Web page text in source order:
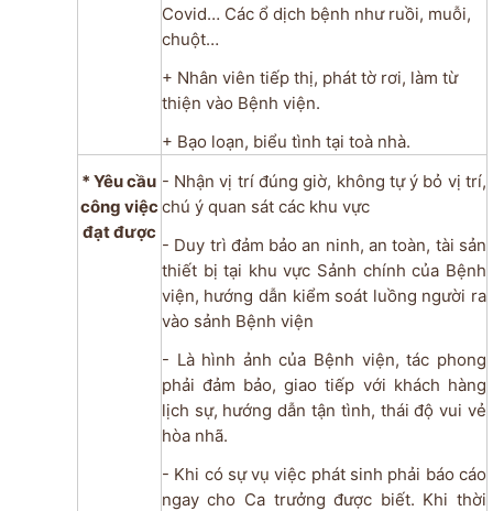
Covid… Các ổ dịch bệnh như ruồi, muỗi,
chuột…
+ Nhân viên tiếp thị, phát tờ rơi, làm từ
thiện vào Bệnh viện.
+ Bạo loạn, biểu tình tại toà nhà.
* Yêu cầu
công việc
đạt được
- Nhận vị trí đúng giờ, không tự ý bỏ vị trí,
chú ý quan sát các khu vực
- Duy trì đảm bảo an ninh, an toàn, tài sản
thiết bị tại khu vực Sảnh chính của Bệnh
viện, hướng dẫn kiểm soát luồng người ra
vào sảnh Bệnh viện
- Là hình ảnh của Bệnh viện, tác phong
phải đảm bảo, giao tiếp với khách hàng
lịch sự, hướng dẫn tận tình, thái độ vui vẻ
hòa nhã.
- Khi có sự vụ việc phát sinh phải báo cáo
ngay cho Ca trưởng được biết. Khi thời